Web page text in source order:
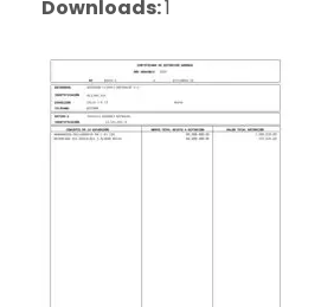
Downloads:1